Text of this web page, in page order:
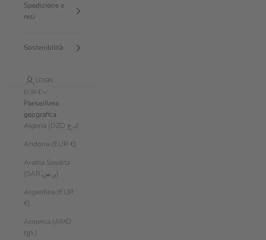
Spedizione e
resi
Sostenibilità
LOGIN
EUR €
Paese/Area
geografica
Algeria (DZD د.ج)
Andorra (EUR €)
Arabia Saudita
(SAR ر.س)
Argentina (EUR
€)
Armenia (AMD
դր.)